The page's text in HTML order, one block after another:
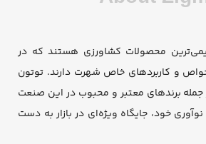
محصولات کشاورزی هستند که در
و کاربردهای خاص شهرت دارند. توتون
جمله برندهای معتبر و محبوب در این صنعت
خود، جایگاه ویژه‌ای در بازار به دست